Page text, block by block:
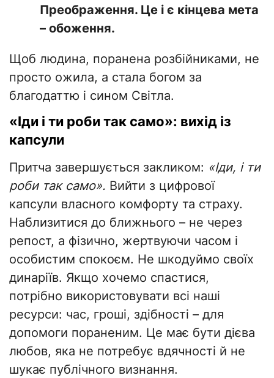
Преображення. Це і є кінцева мета
– обоження.
Щоб людина, поранена розбійниками, не
просто ожила, а стала богом за
благодаттю і сином Світла.
«Іди і ти роби так само»: вихід із
капсули
Притча завершується закликом: «Іди, і ти
роби так само». Вийти з цифрової
капсули власного комфорту та страху.
Наблизитися до ближнього – не через
репост, а фізично, жертвуючи часом і
особистим спокоєм. Не шкодуймо своїх
динаріїв. Якщо хочемо спастися,
потрібно використовувати всі наші
ресурси: час, гроші, здібності – для
допомоги пораненим. Це має бути дієва
любов, яка не потребує вдячності й не
шукає публічного визнання.